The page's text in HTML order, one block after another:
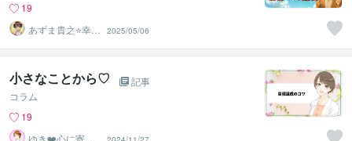
19
あずま貴之⭐幸せ
自分軸の生き方
育成コーチ
2025/05/06
小さなことから♡
記事
コラム
19
ゆき❤️心に寄り